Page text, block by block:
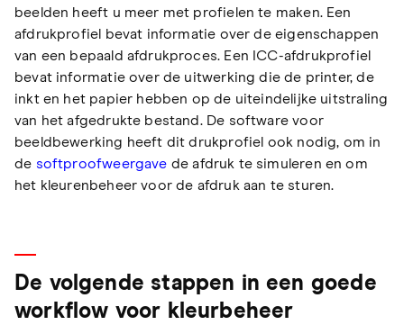
beelden heeft u meer met profielen te maken. Een
afdrukprofiel bevat informatie over de eigenschappen
van een bepaald afdrukproces. Een ICC-afdrukprofiel
bevat informatie over de uitwerking die de printer, de
inkt en het papier hebben op de uiteindelijke uitstraling
van het afgedrukte bestand. De software voor
beeldbewerking heeft dit drukprofiel ook nodig, om in
de softproofweergave de afdruk te simuleren en om
het kleurenbeheer voor de afdruk aan te sturen.
De volgende stappen in een goede
workflow voor kleurbeheer